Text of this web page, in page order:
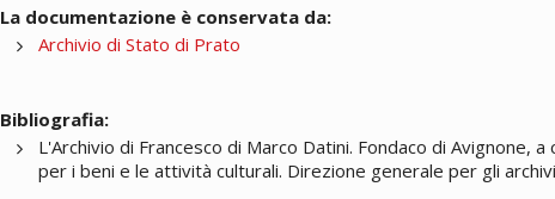
La documentazione è conservata da:
Archivio di Stato di Prato
Bibliografia:
L'Archivio di Francesco di Marco Datini. Fondaco di Avignone, a
per i beni e le attività culturali. Direzione generale per gli